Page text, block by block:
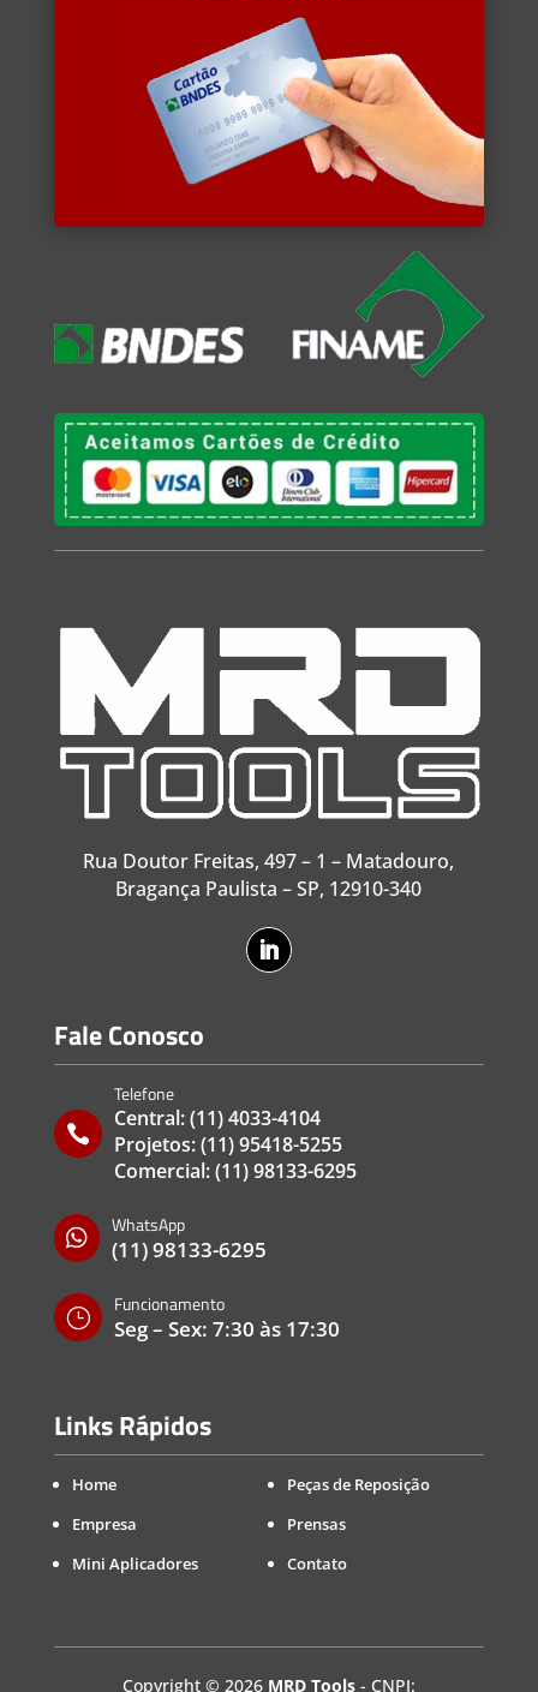
Rua Doutor Freitas, 497 – 1 – Matadouro,
Bragança Paulista – SP, 12910-340
Fale Conosco

Telefone
Central:(11) 4033-4104
Projetos:(11) 95418-5255
Comercial:(11) 98133-6295

WhatsApp
(11) 98133-6295
}
Funcionamento
Seg – Sex: 7:30 às 17:30
Links Rápidos
Home
Empresa
Mini Aplicadores
Peças de Reposição
Prensas
Contato
Copyright © 2026 MRD Tools- CNPJ: